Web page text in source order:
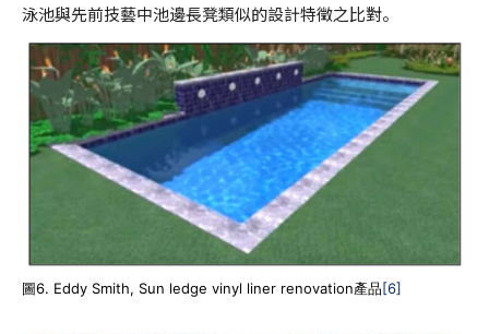
泳池與先前技藝中池邊長凳類似的設計特徵之比對。
圖6. Eddy Smith, Sun ledge vinyl liner renovation產品[6]